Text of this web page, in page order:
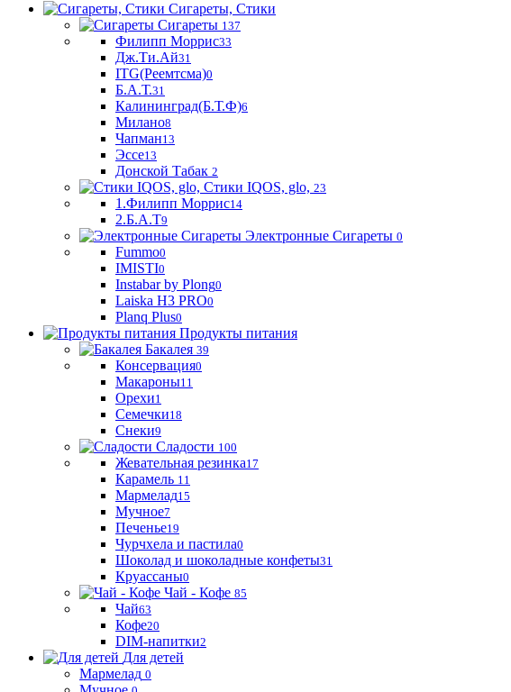
Сигареты, Стики
Сигареты 137
Филипп Моррис33
Дж.Ти.Ай31
ITG(Реемтсма)0
Б.А.Т.31
Калининград(Б.Т.Ф)6
Милано8
Чапман13
Эссе13
Донской Табак 2
Стики IQOS, glo, 23
1.Филипп Моррис14
2.Б.А.Т9
Электронные Сигареты 0
Fummo0
IMISTI0
Instabar by Plong0
Laiska H3 PRO0
Planq Plus0
Продукты питания
Бакалея 39
Консервация0
Макароны11
Орехи1
Семечки18
Снеки9
Сладости 100
Жевательная резинка17
Карамель 11
Мармелад15
Мучное7
Печенье19
Чурчхела и пастила0
Шоколад и шоколадные конфеты31
Круассаны0
Чай - Кофе 85
Чай63
Кофе20
DIM-напитки2
Для детей
Мармелад 0